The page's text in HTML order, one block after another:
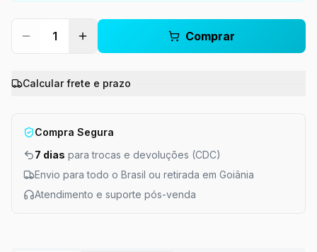
1 Comprar
Calcular frete e prazo
Compra Segura
7 dias para trocas e devoluções (CDC)
Envio para todo o Brasil ou retirada em Goiânia
Atendimento e suporte pós-venda